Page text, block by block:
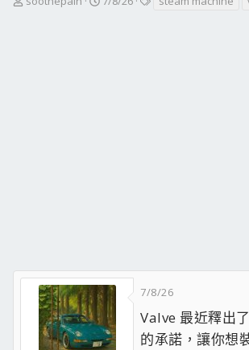
7/8/26
Valve 最近釋出
的承諾，讓你想